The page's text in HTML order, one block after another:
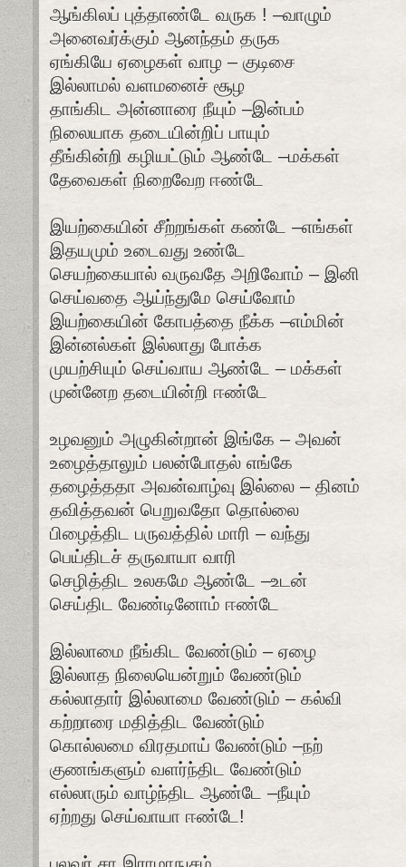
ஆங்கிலப் புத்தாண்டே வருக ! –வாழும்
அனைவர்க்கும் ஆனந்தம் தருக
ஏங்கியே ஏழைகள் வாழ – குடிசை
இல்லாமல் வளமனைச் சூழ
தாங்கிட அன்னாரை நீயும் –இன்பம்
நிலையாக தடையின்றிப் பாயும்
தீங்கின்றி கழியட்டும் ஆண்டே –மக்கள்
தேவைகள் நிறைவேற ஈண்டே
இயற்கையின் சீற்றங்கள் கண்டே –எங்கள்
இதயமும் உடைவது உண்டே
செயற்கையால் வருவதே அறிவோம் – இனி
செய்வதை ஆய்ந்துமே செய்வோம்
இயற்கையின் கோபத்தை நீக்க –எம்மின்
இன்னல்கள் இல்லாது போக்க
முயற்சியும் செய்வாய ஆண்டே – மக்கள்
முன்னேற தடையின்றி ஈண்டே
உழவனும் அழுகின்றான் இங்கே – அவன்
உழைத்தாலும் பலன்போதல் எங்கே
தழைத்ததா அவன்வாழ்வு இல்லை – தினம்
தவித்தவன் பெறுவதோ தொல்லை
பிழைத்திட பருவத்தில் மாரி – வந்து
பெய்திடச் தருவாயா வாரி
செழித்திட உலகமே ஆண்டே –உடன்
செய்திட வேண்டினோம் ஈண்டே
இல்லாமை நீங்கிட வேண்டும் – ஏழை
இல்லாத நிலையென்றும் வேண்டும்
கல்லாதார் இல்லாமை வேண்டும் – கல்வி
கற்றாரை மதித்திட வேண்டும்
கொல்லமை விரதமாய் வேண்டும் –நற்
குணங்களும் வளர்ந்திட வேண்டும்
எல்லாரும் வாழ்ந்திட ஆண்டே –நீயும்
ஏற்றது செய்வாயா ஈண்டே!